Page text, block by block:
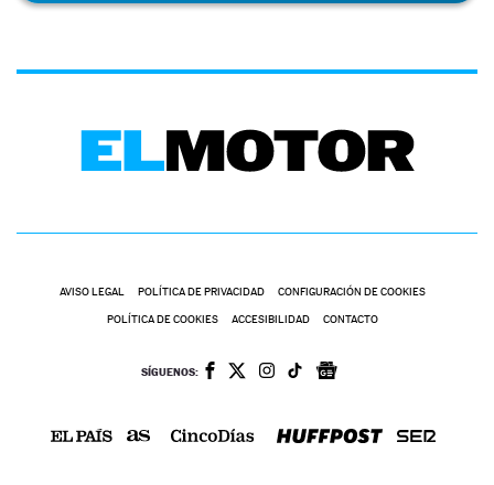
AVISO LEGAL POLÍTICA DE PRIVACIDAD CONFIGURACIÓN DE COOKIES
POLÍTICA DE COOKIES ACCESIBILIDAD CONTACTO
SÍGUENOS: